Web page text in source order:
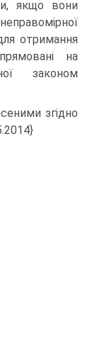
якщо вони
отримання
на
законом
згідно